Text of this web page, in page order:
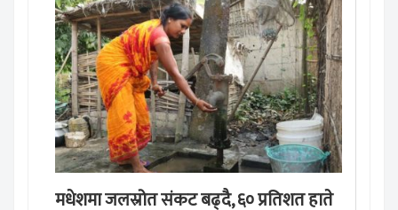
मङ्लबार, साउन १९, २०८३
मधेशमा जलस्रोत संकट बढ्दै, ६० प्रतिशत हाते